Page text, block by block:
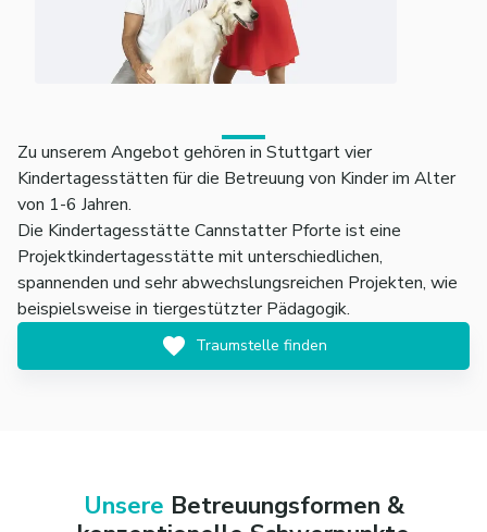
Zu unserem Angebot gehören in Stuttgart vier
Kindertagesstätten für die Betreuung von Kinder im Alter
von 1-6 Jahren.
Die Kindertagesstätte Cannstatter Pforte ist eine
Projektkindertagesstätte mit unterschiedlichen,
spannenden und sehr abwechslungsreichen Projekten, wie
beispielsweise in tiergestützter Pädagogik.
Traumstelle finden
Unsere Betreuungsformen &